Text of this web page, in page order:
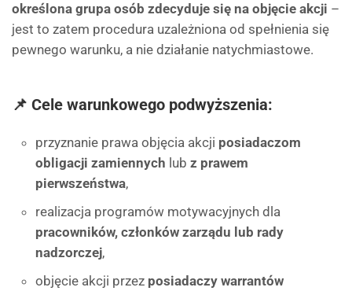
określona grupa osób zdecyduje się na objęcie akcji –
jest to zatem procedura uzależniona od spełnienia się
pewnego warunku, a nie działanie natychmiastowe.
📌 Cele warunkowego podwyższenia:
przyznanie prawa objęcia akcji posiadaczom
obligacji zamiennych lub z prawem
pierwszeństwa,
realizacja programów motywacyjnych dla
pracowników, członków zarządu lub rady
nadzorczej,
objęcie akcji przez posiadaczy warrantów